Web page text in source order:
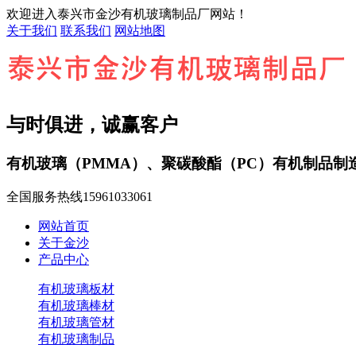
欢迎进入泰兴市金沙有机玻璃制品厂网站！
关于我们 联系我们 网站地图
与时俱进，诚赢客户
有机玻璃（PMMA）、聚碳酸酯（PC）有机制品制
全国服务热线15961033061
网站首页
关于金沙
产品中心
有机玻璃板材
有机玻璃棒材
有机玻璃管材
有机玻璃制品